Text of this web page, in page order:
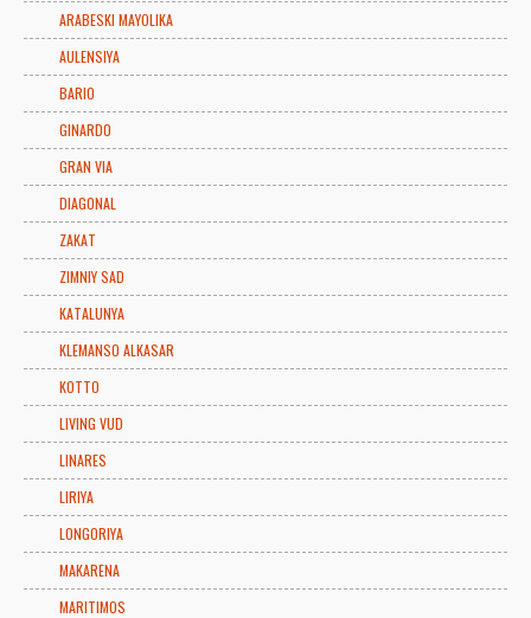
ARABESKI MAYOLIKA
AULENSIYA
BARIO
GINARDO
GRAN VIA
DIAGONAL
ZAKAT
ZIMNIY SAD
KATALUNYA
KLEMANSO ALKASAR
KOTTO
LIVING VUD
LINARES
LIRIYA
LONGORIYA
MAKARENA
MARITIMOS